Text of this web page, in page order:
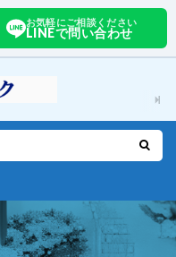
お気軽にご相談ください
LINEで問い合わせ